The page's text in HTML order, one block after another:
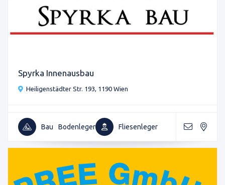
Spyrka Innenausbau
Heiligenstädter Str. 193, 1190 Wien
Bau Bodenleger Fliesenleger